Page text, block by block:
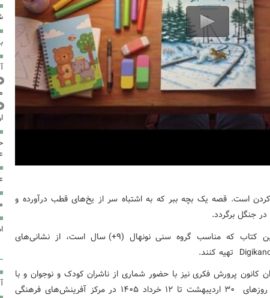
است. قصه‌ یک بچه ببر که به اشتباه سر از یخ‌های قطب درآورده و
جنگل برگردد.
علاقه‌مندان می‌توانند برای تهیه این کتاب که مناسب گروه سنی نونهال (۹+) سال است، از نشانی‌های
کانون پرورش فکری نیز با حضور شماری از ناشران کودک و نوجوان و با
عنوان میناب ۱۶۸ از ساعت ۱۵ تا ۲۱ روزهای ۳۰ اردیبهشت تا ۱۲ خرداد ۱۴۰۵ در مرکز آفرینش‌های فرهنگی